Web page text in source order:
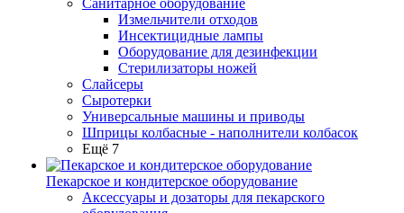
Санитарное оборудование
Измельчители отходов
Инсектицидные лампы
Оборудование для дезинфекции
Стерилизаторы ножей
Слайсеры
Сыротерки
Универсальные машины и приводы
Шприцы колбасные - наполнители колбасок
Ещё 7
Пекарское и кондитерское оборудование
Аксессуары и дозаторы для пекарского